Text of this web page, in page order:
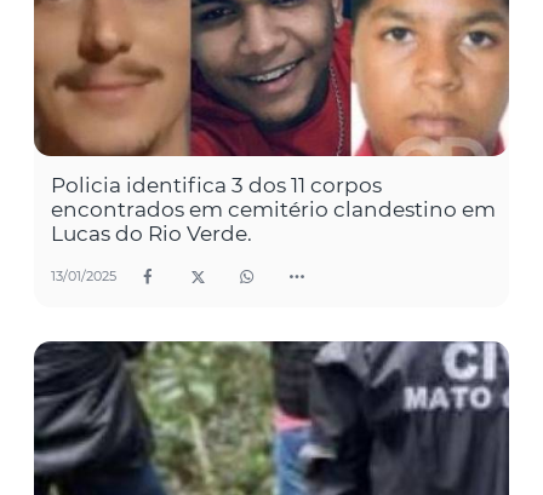
Policia identifica 3 dos 11 corpos
encontrados em cemitério clandestino em
Lucas do Rio Verde.
13/01/2025